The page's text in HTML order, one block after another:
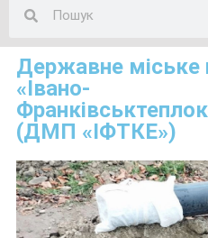
Державне міське
«Івано-
(ДМП «ІФТКЕ»)